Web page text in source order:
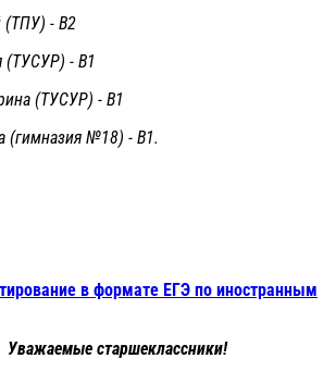
(ТПУ) - В2
(ТУСУР) - В1
(ТУСУР) - В1
(гимназия №18) - В1.
в формате ЕГЭ по иностранным
Уважаемые старшеклассники!